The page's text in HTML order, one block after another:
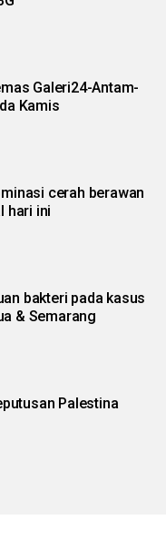
Galeri24-Antam-
Kamis
cerah berawan
hari ini
bakteri pada kasus
& Semarang
Palestina